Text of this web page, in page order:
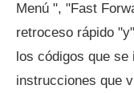
Menú ", "Fast
retroceso rápido
los códigos que se
instrucciones que